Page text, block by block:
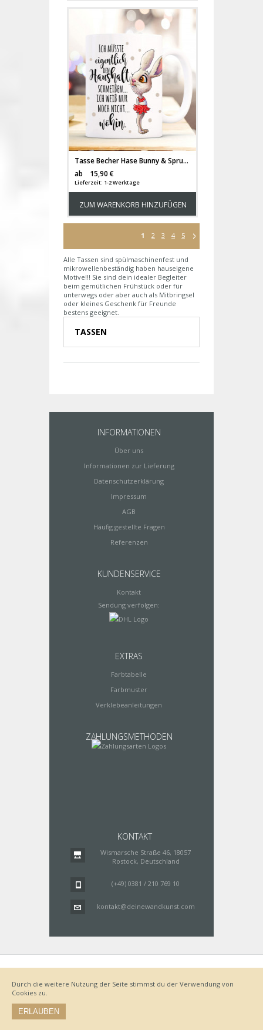
Tasse Becher Hase Bunny & Spruch Ich müsste eigentlich den Haushalt schmeißen... Kaffeetasse Kaffeebecher Geschenk ts1117
ab
15,90 €
Lieferzeit: 1-2 Werktage
ZUM WARENKORB HINZUFÜGEN
1 2 3 4 5
Alle Tassen sind spülmaschinenfest und
mikrowellenbeständig haben hauseigene
Motive!!! Sie sind dein idealer Begleiter
beim gemütlichen Frühstück oder für
unterwegs oder aber auch als Mitbringsel
oder kleines Geschenk für Freunde
bestens geeignet.
TASSEN
INFORMATIONEN
Über uns
Informationen zur Lieferung
Datenschutzerklärung
Impressum
AGB
Häufig gestellte Fragen
Referenzen
KUNDENSERVICE
Kontakt
Sendung verfolgen:
EXTRAS
Farbtabelle
Farbmuster
Verklebeanleitungen
ZAHLUNGSMETHODEN
KONTAKT
Wismarsche Straße 46, 18057
Rostock, Deutschland
(+49) 0381 / 210 769 10
kontakt@deinewandkunst.com
Bestellvorgang
AGB
Durch die weitere Nutzung der Seite stimmst du der Verwendung von
Cookies zu.
ERLAUBEN